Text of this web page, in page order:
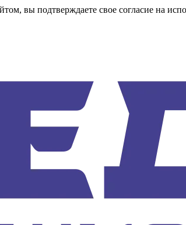
вы подтверждаете свое согласие на